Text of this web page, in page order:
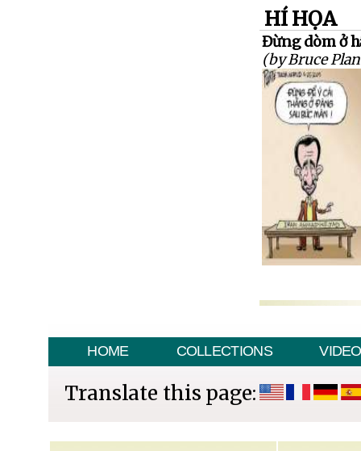
HÍ HỌA
Đừng dòm ở
(by Bruce
HOME COLLECTIONS VIDEO
Translate this page: